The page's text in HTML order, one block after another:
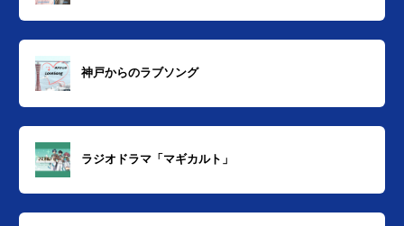
神戸からのラブソング
ラジオドラマ「マギカルト」